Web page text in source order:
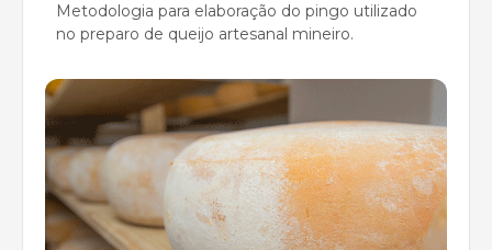
Metodologia para elaboração do pingo utilizado
no preparo de queijo artesanal mineiro.